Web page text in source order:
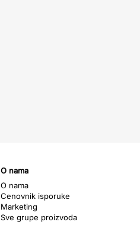
O nama
O nama
Cenovnik isporuke
Marketing
Sve grupe proizvoda